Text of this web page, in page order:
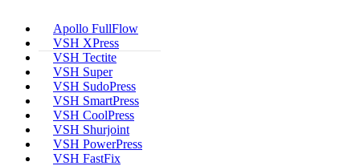
Apollo FullFlow
VSH XPress
VSH Tectite
VSH Super
VSH SudoPress
VSH SmartPress
VSH CoolPress
VSH Shurjoint
VSH PowerPress
VSH FastFix